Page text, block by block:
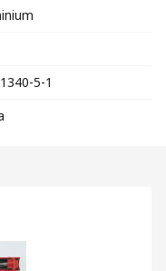
5-1